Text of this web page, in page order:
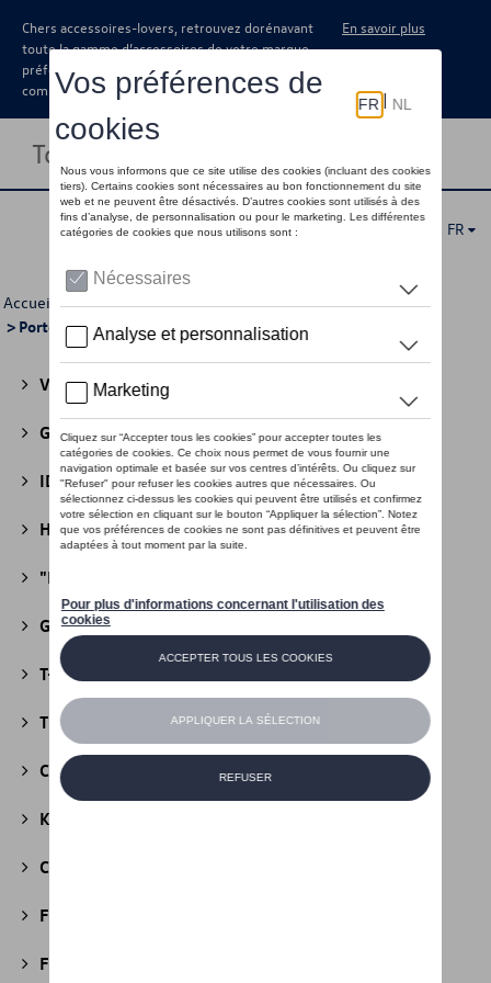
Chers accessoires-lovers, retrouvez dorénavant
toute la gamme d’accessoires de votre marque
préférée sous forme de catalogue à
commander auprès de votre concessionaire.
En savoir plus
Toggle navigation
FR
Accueil >Pour vous >Business Collection >Accessoires
> Porte-clés
Volkswagen Collection
GTI Collection(45)
ID Collection(22)
Héritage Collection(13)
"R" Collection
Golf Collection
T-Roc Collection
Tiguan Collection(5)
California Collection (18)
Kids Collection
Cobi
Fire & Ice Collection
Football Collection